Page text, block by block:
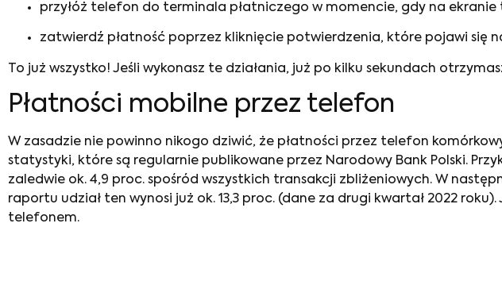
przyłóż telefon do terminala płatniczego w momencie, gdy na
zatwierdź płatność poprzez kliknięcie potwierdzenia, które pojawi się
To już wszystko! Jeśli wykonasz te działania, już po kilku sekundach
Płatności mobilne przez telefon
W zasadzie nie powinno nikogo dziwić, że płatności przez telefon
statystyki, które są regularnie publikowane przez Narodowy Bank Polski.
zaledwie ok. 4,9 proc. spośród wszystkich transakcji zbliżeniowych. W
raportu udział ten wynosi już ok. 13,3 proc. (dane za drugi kwartał 2022
telefonem.